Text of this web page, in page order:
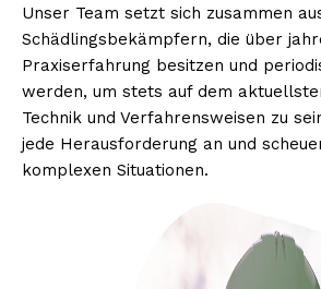
Unser Team setzt sich zusammen
Schädlingsbekämpfern, die über
Praxiserfahrung besitzen und
werden, um stets auf dem
Technik und Verfahrensweisen zu
jede Herausforderung an und
komplexen Situationen.